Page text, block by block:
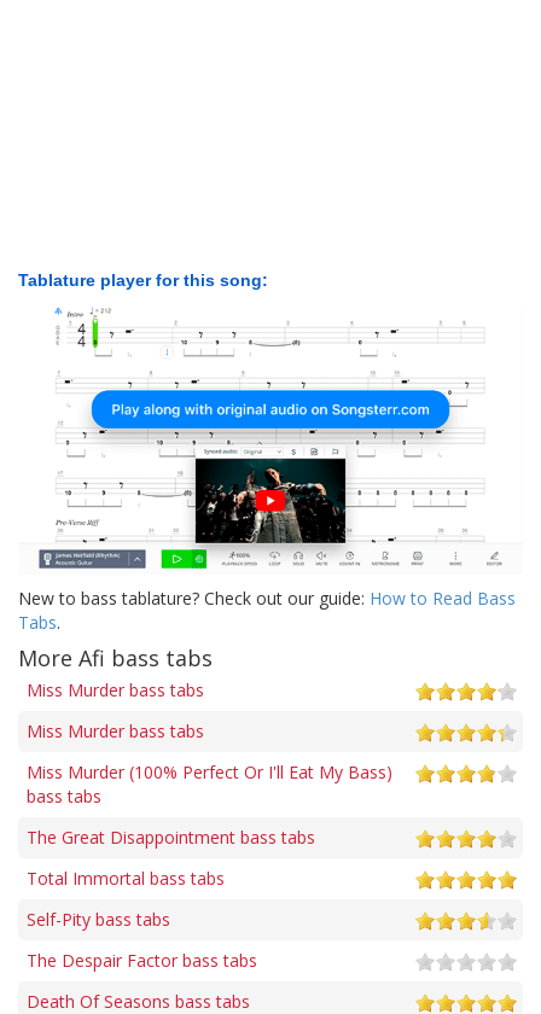
Tablature player for this song:
New to bass tablature? Check out our guide: How to Read Bass
Tabs.
More Afi bass tabs
Miss Murder bass tabs
Miss Murder bass tabs
Miss Murder (100% Perfect Or I'll Eat My Bass)
bass tabs
The Great Disappointment bass tabs
Total Immortal bass tabs
Self-Pity bass tabs
The Despair Factor bass tabs
Death Of Seasons bass tabs